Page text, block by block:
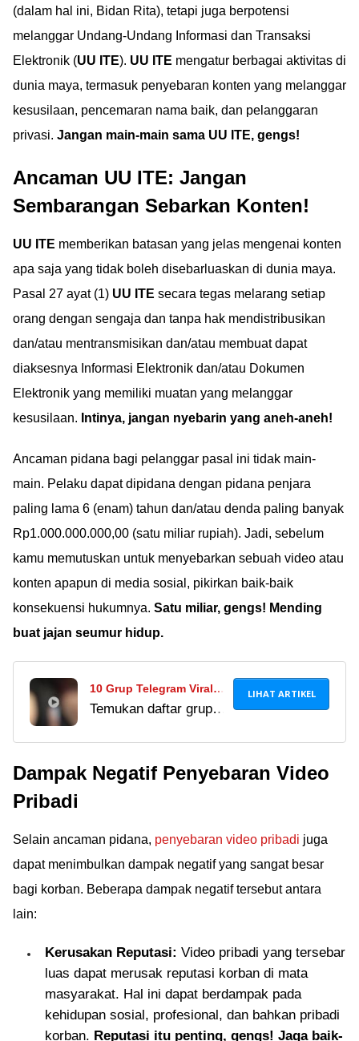
(dalam hal ini, Bidan Rita), tetapi juga berpotensi
melanggar Undang-Undang Informasi dan Transaksi
Elektronik (UU ITE). UU ITE mengatur berbagai aktivitas di
dunia maya, termasuk penyebaran konten yang melanggar
kesusilaan, pencemaran nama baik, dan pelanggaran
privasi. Jangan main-main sama UU ITE, gengs!
Ancaman UU ITE: Jangan
Sembarangan Sebarkan Konten!
UU ITE memberikan batasan yang jelas mengenai konten
apa saja yang tidak boleh disebarluaskan di dunia maya.
Pasal 27 ayat (1) UU ITE secara tegas melarang setiap
orang dengan sengaja dan tanpa hak mendistribusikan
dan/atau mentransmisikan dan/atau membuat dapat
diaksesnya Informasi Elektronik dan/atau Dokumen
Elektronik yang memiliki muatan yang melanggar
kesusilaan. Intinya, jangan nyebarin yang aneh-aneh!
Ancaman pidana bagi pelanggar pasal ini tidak main-
main. Pelaku dapat dipidana dengan pidana penjara
paling lama 6 (enam) tahun dan/atau denda paling banyak
Rp1.000.000.000,00 (satu miliar rupiah). Jadi, sebelum
kamu memutuskan untuk menyebarkan sebuah video atau
konten apapun di media sosial, pikirkan baik-baik
konsekuensi hukumnya. Satu miliar, gengs! Mending
buat jajan seumur hidup.
10 Grup Telegram Viral
SMA Terbaik 2025, Wajib
Temukan daftar grup
dari belajar bareng,
gabung sekarang!
LIHAT ARTIKEL
Dampak Negatif Penyebaran Video
Pribadi
Selain ancaman pidana, penyebaran video pribadi juga
dapat menimbulkan dampak negatif yang sangat besar
bagi korban. Beberapa dampak negatif tersebut antara
lain:
Kerusakan Reputasi: Video pribadi yang tersebar
luas dapat merusak reputasi korban di mata
masyarakat. Hal ini dapat berdampak pada
kehidupan sosial, profesional, dan bahkan pribadi
korban. Reputasi itu penting, gengs! Jaga baik-